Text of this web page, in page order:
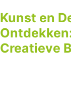
Kunst en
Creatieve